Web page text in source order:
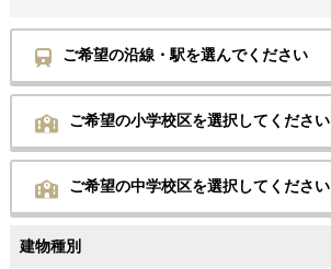
ご希望の沿線・駅を選んでください
ご希望の小学校区を選択してください
ご希望の中学校区を選択してください
建物種別